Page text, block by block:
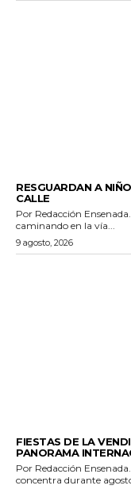
RESGUARDAN A
CALLE
Por Redacción Ensenada.- La presencia de un niño de dos años
caminando en la vía...
9 agosto, 2026
FIESTAS DE LA
PANORAMA
Por Redacción Ensenada.- El inicio de las Fiestas de la Vendimia
concentra durante